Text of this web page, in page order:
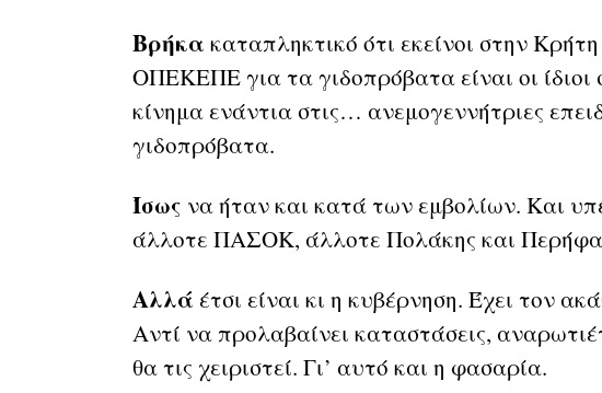
Βρήκα καταπληκτικό ότι εκείνοι στην
ΟΠΕΚΕΠΕ για τα γιδοπρόβατα είναι οι ίδιοι
κίνημα ενάντια στις… ανεμογεννήτριες
γιδοπρόβατα.
Ίσως να ήταν και κατά των εμβολίων. Και
άλλοτε ΠΑΣΟΚ, άλλοτε Πολάκης και
Αλλά έτσι είναι κι η κυβέρνηση. Έχει τον
Αντί να προλαβαίνει καταστάσεις,
θα τις χειριστεί. Γι’ αυτό και η φασαρία.